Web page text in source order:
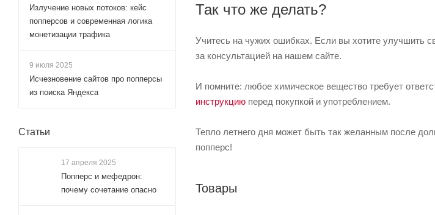
Так что же делать?
Учитесь на чужих ошибках. Если вы хотите улучшить
за консультацией на нашем сайте.
И помните: любое химическое вещество требует
инструкцию перед покупкой и употреблением.
Тепло летнего дня может быть так желанным после
попперс!
Товары
Излучение новых потоков: кейс
попперсов и современная логика
монетизации трафика
9 июля 2025
Исчезновение сайтов про попперсы
из поиска Яндекса
Статьи
17 апреля 2025
Попперс и мефедрон:
почему сочетание опасно